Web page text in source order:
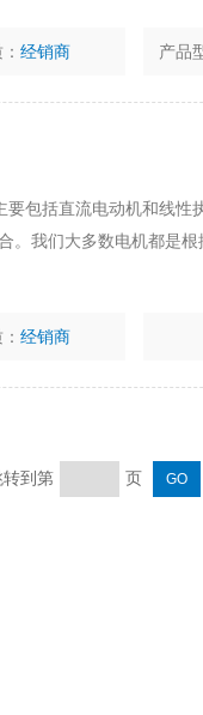
：经销商 产品
包括直流电动机和线性
我们大多数电机都是根
：经销商
转到第 页